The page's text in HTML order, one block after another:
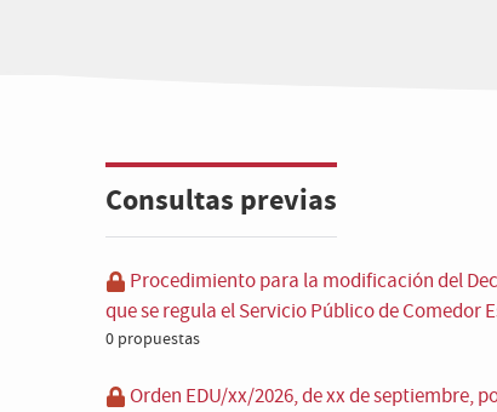
Consultas previas
Procedimiento para la modificación del
que se regula el Servicio Público de Comedor
0 propuestas
Orden EDU/xx/2026, de xx de septiembre,